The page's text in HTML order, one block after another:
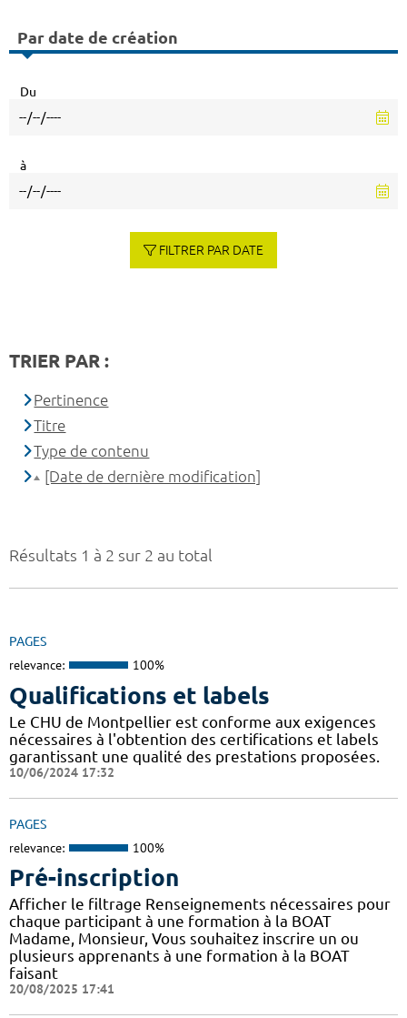
Résultats 1 à 2 sur 2 au total
PAGES
relevance: 100%
Qualifications et labels
Le CHU de Montpellier est conforme aux exigences
nécessaires à l'obtention des certifications et labels
garantissant une qualité des prestations proposées.
10/06/2024 17:32
PAGES
relevance: 100%
Pré-inscription
Afficher le filtrage Renseignements nécessaires pour
chaque participant à une formation à la BOAT
Madame, Monsieur, Vous souhaitez inscrire un ou
plusieurs apprenants à une formation à la BOAT
faisant
20/08/2025 17:41
Par date de création
Du
à
FILTRER PAR DATE
TRIER PAR :
Pertinence
Titre
Type de contenu
[Date de dernière modification]